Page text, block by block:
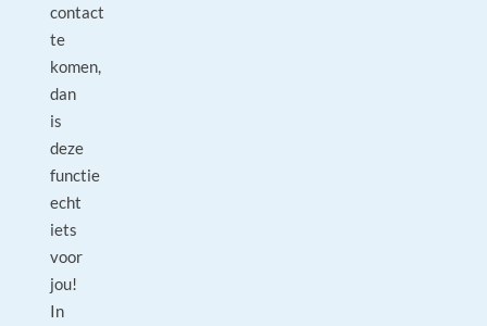
contact
te
komen,
dan
is
deze
functie
echt
iets
voor
jou!
In